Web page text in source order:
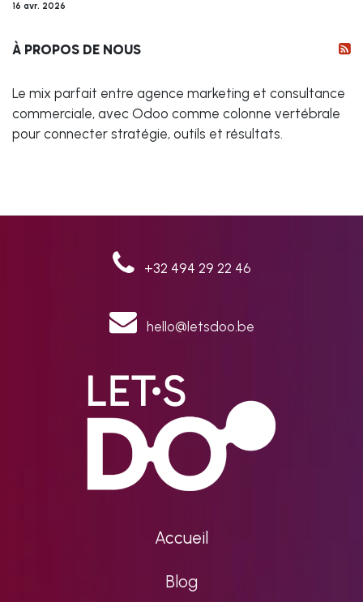
16 avr. 2026
À PROPOS DE NOUS
Le mix parfait entre agence marketing et consultance
commerciale, avec Odoo comme colonne vertébrale
pour connecter stratégie, outils et résultats.
+32 494 29 22 46
hello@letsdoo.be
Accueil
Blog